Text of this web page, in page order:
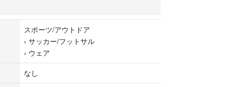
スポーツ/アウトドア
› サッカー/フットサル
› ウェア
なし